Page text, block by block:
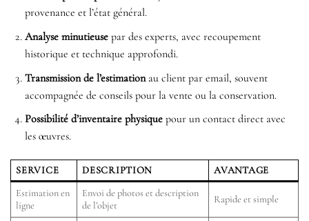
provenance et l’état général.
Analyse minutieusepar des experts, avec recoupement
historique et technique approfondi.
Transmission de l’estimationau client par email, souvent
accompagnée de conseils pour la vente ou la conservation.
Possibilité d’inventaire physiquepour un contact direct avec
les œuvres.
SERVICE DESCRIPTION
AVANTAGE
Estimation en
ligne
Envoi de photos et description
de l’objet
Rapide et simple